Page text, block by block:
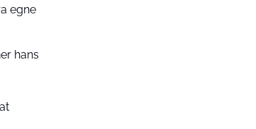
egne
hans